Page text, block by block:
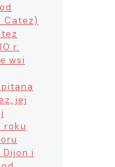
Catez)
r.
wsi
jej
roku
i